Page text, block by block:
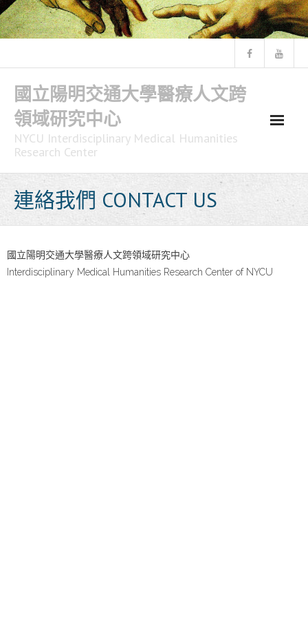
Skip
to
content
國立陽明交通大學醫療人文跨
領域研究中心
NYCU Interdisciplinary Medical Humanities
Research Center
連絡我們 CONTACT US
國立陽明交通大學醫療人文跨領域研究中心
Interdisciplinary Medical Humanities Research Center of NYCU